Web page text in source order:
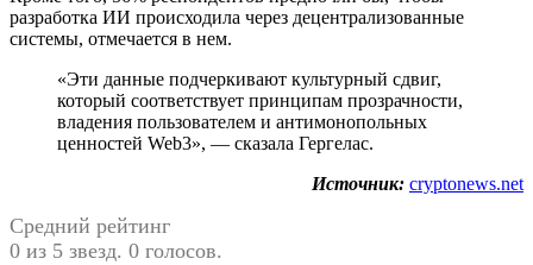
разработка ИИ происходила через децентрализованные
системы, отмечается в нем.
«Эти данные подчеркивают культурный сдвиг,
который соответствует принципам прозрачности,
владения пользователем и антимонопольных
ценностей Web3», — сказала Гергелас.
Источник: cryptonews.net
Средний рейтинг
0 из 5 звезд. 0 голосов.